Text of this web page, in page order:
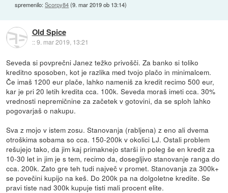
spremenilo:Scorpy84(9. mar 2019 ob 13:14)
Old Spice
::9. mar 2019, 13:21
Seveda si povprečni Janez težko privošči. Za banko si toliko
kreditno sposoben, kot je razlika med tvojo plačo in minimalcem.
Če imaš 1200 eur plače, lahko nameniš za kredit recimo 500 eur,
kar je pri 20 letih kredita cca. 100k. Seveda moraš imeti cca. 30%
vrednosti nepremičnine za začetek v gotovini, da se sploh lahko
pogovarjaš o nakupu.
Sva z mojo v istem zosu. Stanovanja (rabljena) z eno ali dvema
otroškima sobama so cca. 150-200k v okolici LJ. Ostali problem
rešujejo tako, da jim kaj primaknejo starši in poleg še en kredit za
10-30 let in jim je s tem, recimo da, dosegljivo stanovanje ranga do
cca. 200k. Zato gre teh tudi največ v promet. Stanovanja za 300k+
se povečini kupijo na keš. Do 200k pa na dolgoletne kredite. Se
pravi tiste nad 300k kupuje tisti mali procent elite.